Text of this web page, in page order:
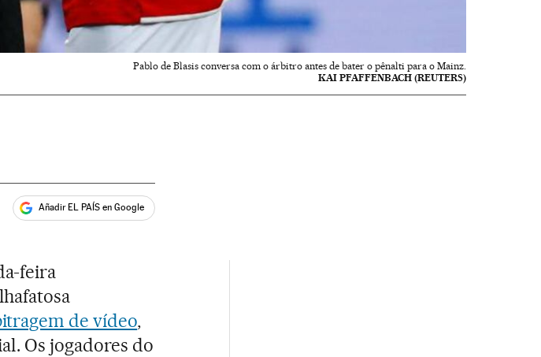
Pablo de Blasis conversa com o árbitro antes de bater o pênalti para o Mainz.
KAI PFAFFENBACH (REUTERS)
Añadir EL PAÍS en Google
feira
de vídeo,
Os jogadores do